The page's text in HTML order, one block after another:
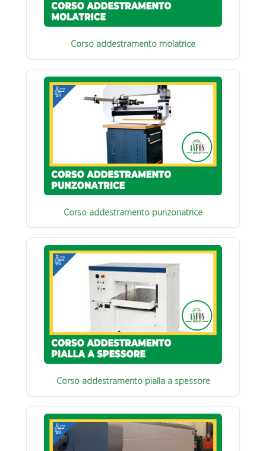
Corso addestramento molatrice
Corso addestramento punzonatrice
Corso addestramento pialla a spessore